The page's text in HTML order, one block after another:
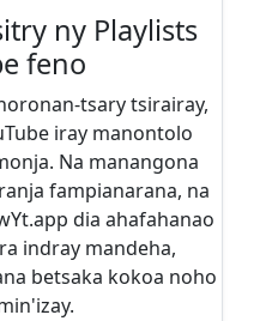
ny Playlists
feno
tsary tsirairay,
iray manontolo
Na manangona
fampianarana, na
dia ahafahanao
indray mandeha,
betsaka kokoa noho